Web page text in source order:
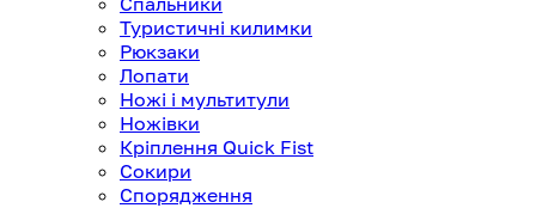
Туристичні килимки
Рюкзаки
Лопати
Ножі і мультитули
Ножівки
Кріплення Quick Fist
Сокири
Спорядження